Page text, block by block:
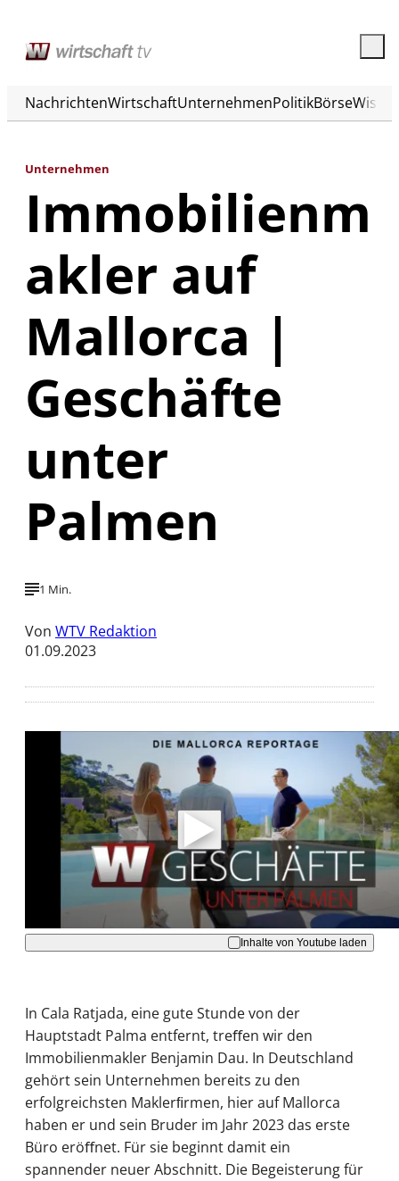
NachrichtenWirtschaftUnternehmenPolitikBörse
Unternehmen
Immobilienm
akler auf
Mallorca |
Geschäfte
unter
Palmen
1 Min.
Von WTV Redaktion
01.09.2023
Mit der Wiedergabe dieses Videos werden
Daten an Youtube übertragen.
Hinweise dazu erhalten Sie in derDatenschutzerklärung.
Akzeptieren
Inhalte von Youtube laden
In Cala Ratjada, eine gute Stunde von der
Hauptstadt Palma entfernt, treﬀen wir den
Immobilienmakler Benjamin Dau. In Deutschland
gehört sein Unternehmen bereits zu den
erfolgreichsten Maklerﬁrmen, hier auf Mallorca
haben er und sein Bruder im Jahr 2023 das erste
Büro eröﬀnet. Für sie beginnt damit ein
spannender neuer Abschnitt. Die Begeisterung für